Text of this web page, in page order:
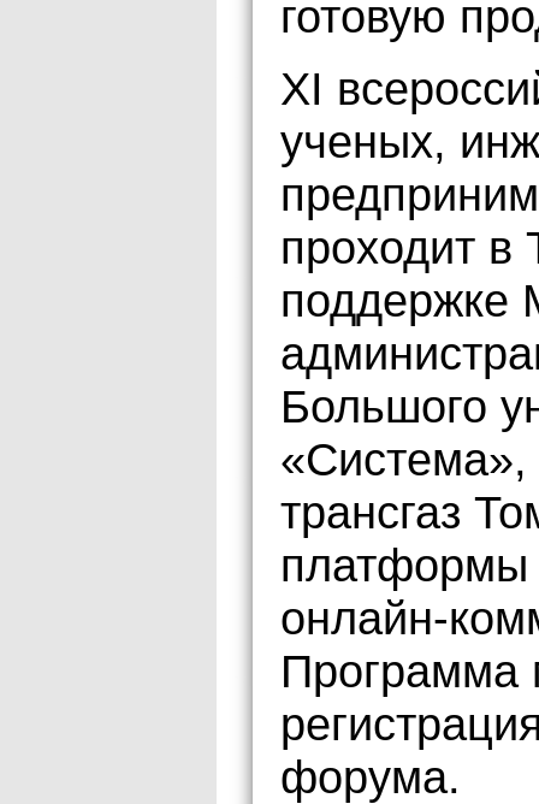
готовую
XI
ученых,
проходит в
поддержке
Большого
«Система»,
трансгаз
платформы
онлайн-
Программа
форума.